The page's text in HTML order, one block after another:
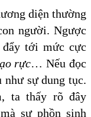
diện thường
người. Ngược
tới mức cực
rực… Nếu đọc
sự dung tục.
ta thấy rõ đây
sự phồn sinh